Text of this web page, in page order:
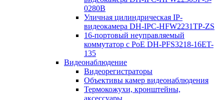
0280B
Уличная цилиндрическая IP-
видеокамера DH-IPC-HFW2231TP-ZS
16-портовый неуправляемый
коммутатор с РоЕ DH-PFS3218-16ET-
135
Видеонаблюдение
Видеорегистраторы
Объективы камер видеонаблюдения
Термокожухи, кронштейны,
аксессуары